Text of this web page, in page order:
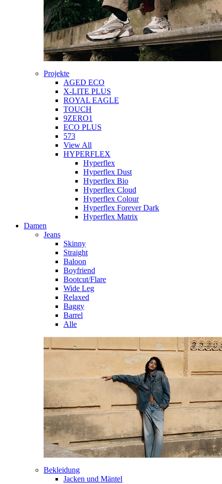
Projekte
AGED ECO
X-LITE PLUS
ROYAL EAGLE
TOUCH
9ZERO1
ECO PLUS
573
View All
HYPERFLEX
Hyperflex
Hyperflex Dust
Hyperflex Bio
Hyperflex Cloud
Hyperflex Colour
Hyperflex Forever Dark
Hyperflex Matrix
Damen
Jeans
Skinny
Straight
Baloon
Boyfriend
Bootcut/Flare
Wide Leg
Relaxed
Baggy
Barrel
Alle
Bekleidung
Jacken und Mäntel